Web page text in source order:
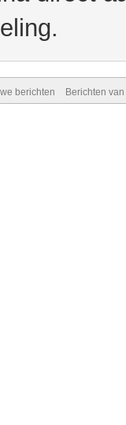
berichten Berichten